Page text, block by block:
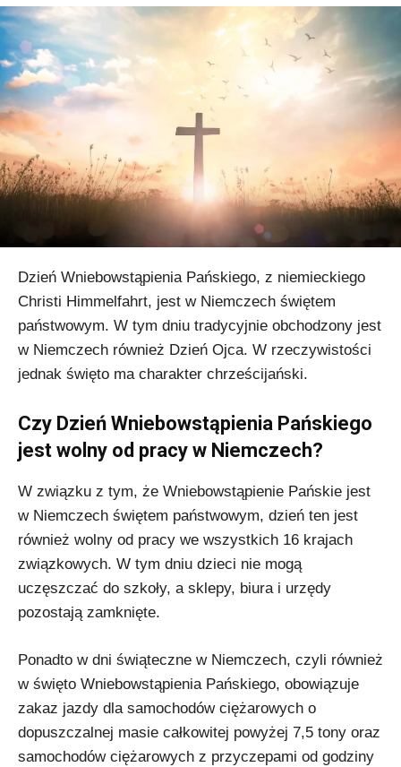
Dzień Wniebowstąpienia Pańskiego, z niemieckiego
Christi Himmelfahrt, jest w Niemczech świętem
państwowym. W tym dniu tradycyjnie obchodzony jest
w Niemczech również Dzień Ojca. W rzeczywistości
jednak święto ma charakter chrześcijański.
Czy Dzień Wniebowstąpienia Pańskiego
jest wolny od pracy w Niemczech?
W związku z tym, że Wniebowstąpienie Pańskie jest
w Niemczech świętem państwowym, dzień ten jest
również wolny od pracy we wszystkich 16 krajach
związkowych. W tym dniu dzieci nie mogą
uczęszczać do szkoły, a sklepy, biura i urzędy
pozostają zamknięte.
Ponadto w dni świąteczne w Niemczech, czyli również
w święto Wniebowstąpienia Pańskiego, obowiązuje
zakaz jazdy dla samochodów ciężarowych o
dopuszczalnej masie całkowitej powyżej 7,5 tony oraz
samochodów ciężarowych z przyczepami od godziny